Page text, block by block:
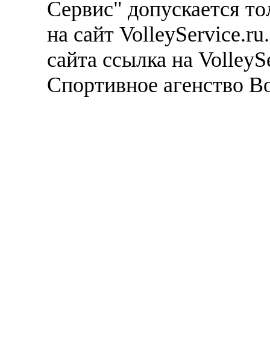
Сервис" допускается
на сайт
сайта ссылка на
Спортивное агенство